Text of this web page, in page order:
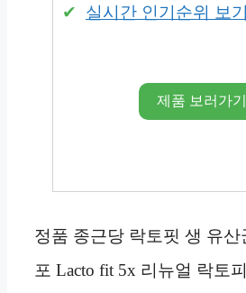
실시간 인기순위 보기
제품 보러가기
정품 종근당 락토핏 생 유산
포 Lacto fit 5x 리뉴얼 락토